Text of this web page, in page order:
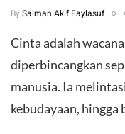
By Salman Akif Faylasuf
Cinta adalah
diperbincangkan
manusia. Ia
kebudayaan,